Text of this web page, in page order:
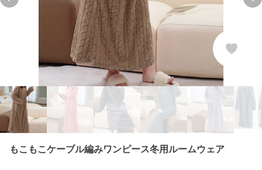
Previous slide
もこもこケーブル編みワンピース冬用ルームウェア